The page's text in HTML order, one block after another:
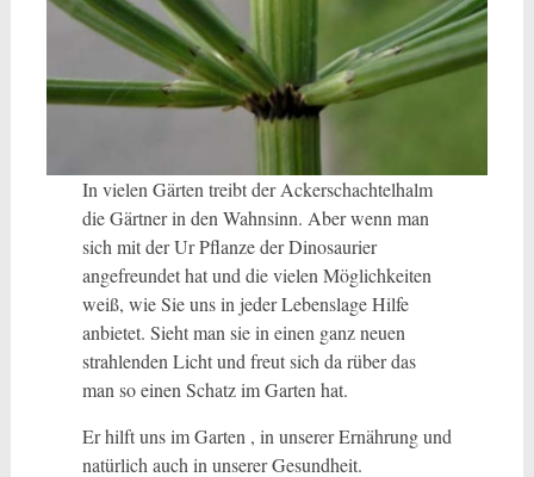
In vielen Gärten treibt der Ackerschachtelhalm
die Gärtner in den Wahnsinn. Aber wenn man
sich mit der Ur Pflanze der Dinosaurier
angefreundet hat und die vielen Möglichkeiten
weiß, wie Sie uns in jeder Lebenslage Hilfe
anbietet. Sieht man sie in einen ganz neuen
strahlenden Licht und freut sich da rüber das
man so einen Schatz im Garten hat.
Er hilft uns im Garten , in unserer Ernährung und
natürlich auch in unserer Gesundheit.